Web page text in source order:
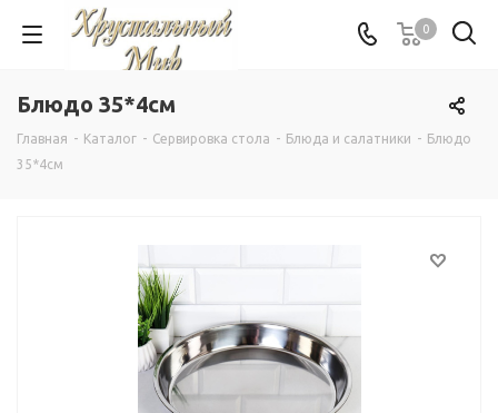
0
Блюдо 35*4см
Главная - Каталог - Сервировка стола - Блюда и салатники - Блюдо
35*4см